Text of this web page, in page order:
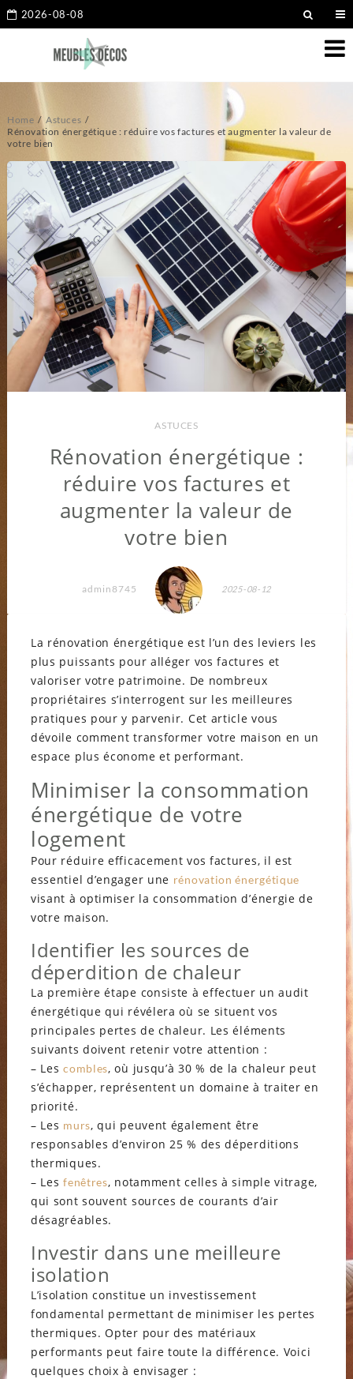
2026-08-08
Home
Astuces
Rénovation énergétique : réduire vos factures et augmenter la valeur de
votre bien
ASTUCES
Rénovation énergétique :
réduire vos factures et
augmenter la valeur de
votre bien
admin8745 2025-08-12
La rénovation énergétique est l’un des leviers les
plus puissants pour alléger vos factures et
valoriser votre patrimoine. De nombreux
propriétaires s’interrogent sur les meilleures
pratiques pour y parvenir. Cet article vous
dévoile comment transformer votre maison en un
espace plus économe et performant.
Minimiser la consommation
énergétique de votre
logement
Pour réduire efficacement vos factures, il est
essentiel d’engager une rénovation énergétique
visant à optimiser la consommation d’énergie de
votre maison.
Identifier les sources de
déperdition de chaleur
La première étape consiste à effectuer un audit
énergétique qui révélera où se situent vos
principales pertes de chaleur. Les éléments
suivants doivent retenir votre attention :
– Lescombles, où jusqu’à 30 % de la chaleur peut
s’échapper, représentent un domaine à traiter en
priorité.
– Les murs, qui peuvent également être
responsables d’environ 25 % des déperditions
thermiques.
– Lesfenêtres, notamment celles à simple vitrage,
qui sont souvent sources de courants d’air
désagréables.
Investir dans une meilleure
isolation
L’isolation constitue un investissement
fondamental permettant de minimiser les pertes
thermiques. Opter pour des matériaux
performants peut faire toute la différence. Voici
quelques choix à envisager :